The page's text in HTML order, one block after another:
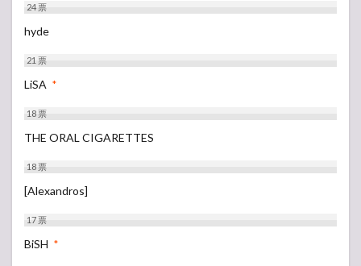
24票
hyde
21票
LiSA *
18票
THE ORAL CIGARETTES
18票
[Alexandros]
17票
BiSH *